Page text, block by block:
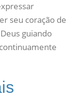
seu coração de
guiando